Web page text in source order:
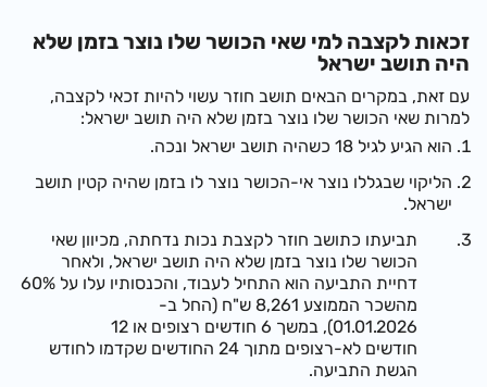
זכאות לקצבה למי שאי הכושר שלו נוצר בזמן שלא
היה תושב ישראל
עם זאת, במקרים הבאים תושב חוזר עשוי להיות זכאי לקצבה,
למרות שאי הכושר שלו נוצר בזמן שלא היה תושב ישראל:
הוא הגיע לגיל 18 כשהיה תושב ישראל ונכה.
הליקוי שבגללו נוצר אי-הכושר נוצר לו בזמן שהיה קטין תושב
ישראל.
תביעתו כתושב חוזר לקצבת נכות נדחתה, מכיוון שאי
הכושר שלו נוצר בזמן שלא היה תושב ישראל, ולאחר
דחיית התביעה הוא התחיל לעבוד, והכנסותיו עלו על 60%
מהשכר הממוצע
8,261 ש"ח (החל ב-
01.01.2026)
, במשך 6 חודשים רצופים או 12
חודשים לא-רצופים מתוך 24 החודשים שקדמו לחודש
הגשת התביעה.